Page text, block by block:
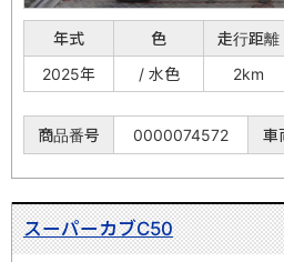
年式 色 走行距離
2025年
/ 水色 2km
商品番号 0000074572 車
スーパーカブC50